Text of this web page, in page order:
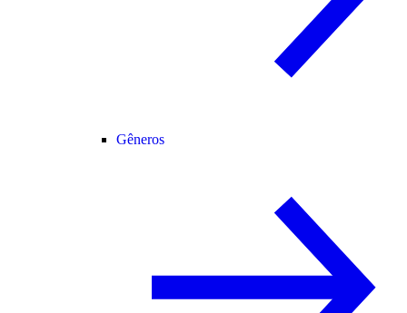
Gêneros